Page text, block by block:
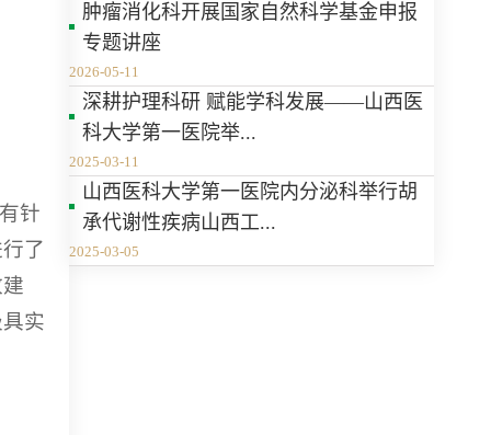
针
了
实
肿瘤消化科开展国家自然科学基金申报
专题讲座
2026-05-11
深耕护理科研 赋能学科发展——山西医
科大学第一医院举...
2025-03-11
山西医科大学第一医院内分泌科举行胡
承代谢性疾病山西工...
2025-03-05